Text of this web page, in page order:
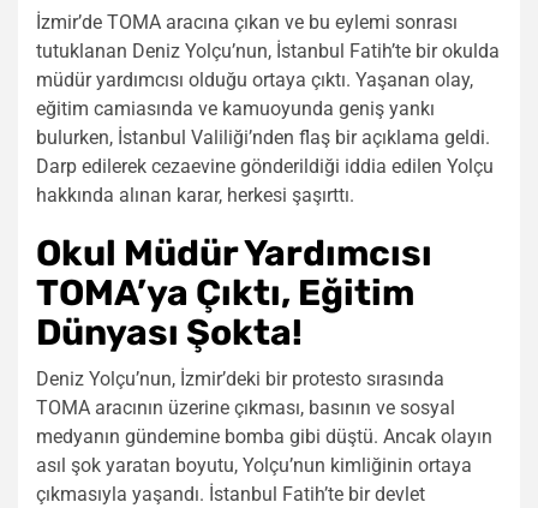
İzmir’de TOMA aracına çıkan ve bu eylemi sonrası
tutuklanan Deniz Yolçu’nun, İstanbul Fatih’te bir okulda
müdür yardımcısı olduğu ortaya çıktı. Yaşanan olay,
eğitim camiasında ve kamuoyunda geniş yankı
bulurken, İstanbul Valiliği’nden flaş bir açıklama geldi.
Darp edilerek cezaevine gönderildiği iddia edilen Yolçu
hakkında alınan karar, herkesi şaşırttı.
Okul Müdür Yardımcısı
TOMA’ya Çıktı, Eğitim
Dünyası Şokta!
Deniz Yolçu’nun, İzmir’deki bir protesto sırasında
TOMA aracının üzerine çıkması, basının ve sosyal
medyanın gündemine bomba gibi düştü. Ancak olayın
asıl şok yaratan boyutu, Yolçu’nun kimliğinin ortaya
çıkmasıyla yaşandı. İstanbul Fatih’te bir devlet